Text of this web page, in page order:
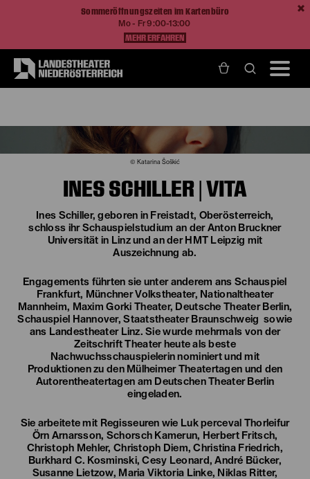
Sommeröffnungszeiten im Kartenbüro
Mo - Fr 9:00-13:00
MEHR ERFAHREN
© Katarina Šoškić
INES SCHILLER | VITA
Ines Schiller, geboren in Freistadt, Oberösterreich,
schloss ihr Schauspielstudium an der Anton Bruckner
Universität in Linz und an der HMT Leipzig mit
Auszeichnung ab.
Engagements führten sie unter anderem ans Schauspiel
Frankfurt, Münchner Volkstheater, Nationaltheater
Mannheim, Maxim Gorki Theater, Deutsche Theater Berlin,
Schauspiel Hannover, Staatstheater Braunschweig sowie
ans Landestheater Linz. Sie wurde mehrmals von der
Zeitschrift Theater heute als beste
Nachwuchsschauspielerin nominiert und mit
Produktionen zu den Mülheimer Theatertagen und den
Autorentheatertagen am Deutschen Theater Berlin
eingeladen.
Sie arbeitete mit Regisseuren wie Luk perceval Thorleifur
Örn Arnarsson, Schorsch Kamerun, Herbert Fritsch,
Christoph Mehler, Christoph Diem, Christina Friedrich,
Burkhard C. Kosminski, Cesy Leonard, André Bücker,
Susanne Lietzow, Maria Viktoria Linke, Niklas Ritter,